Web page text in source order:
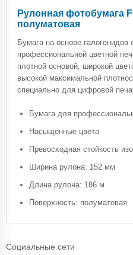
Рулонная фотобумага
полуматовая
Бумага на основе галогенидов
профессиональной цветной
плотной основой, широкой
высокой максимальной
специально для цифровой
Бумага для
Насыщенные цвета
Превосходная стойкость
Ширина рулона: 152 мм
Длина рулона: 186 м
Поверхность: полуматовая
Социальные сети